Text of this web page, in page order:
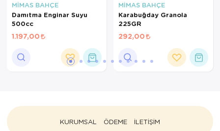
MİMAS BAHÇE
Damıtma Enginar Suyu
500cc
1.197,00
MİMAS BAHÇE
Karabuğday Granola
225GR
292,00
KURUMSAL ÖDEME İLETİŞİM